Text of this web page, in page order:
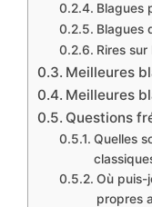
Blagues
Blagues
Rires
Meilleures
Meilleures
Questions
Quelles
Où puis-
propres